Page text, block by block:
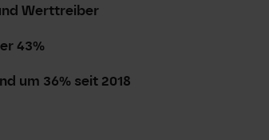
Werttreiber
43%
um 36% seit 2018